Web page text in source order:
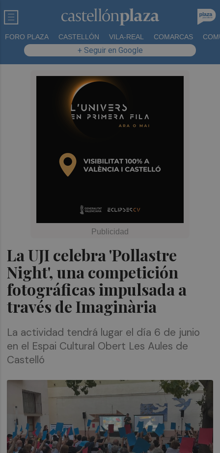
FORO PLAZA CASTELLÓN VILA-REAL COMARCAS
+ Seguir en Google
La UJI celebra 'Pollastre
Night', una competición
fotográficas impulsada a
través de Imaginària
La actividad tendrá lugar el día 6 de junio
en el Espai Cultural Obert Les Aules de
Castelló